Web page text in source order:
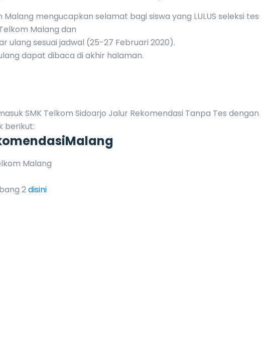
Malang mengucapkan selamat bagi siswa yang LULUS seleksi tes
Malang dan
ulang sesuai jadwal (25-27 Februari 2020).
dapat dibaca di akhir halaman.
SMK Telkom Sidoarjo Jalur Rekomendasi Tanpa Tes dengan
berikut:
Malang
2disini